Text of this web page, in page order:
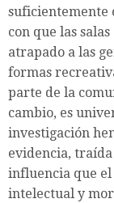
suficientemente
con que las
atrapado a las
formas
parte de la
cambio, es
investigación
evidencia,
influencia que
intelectual y